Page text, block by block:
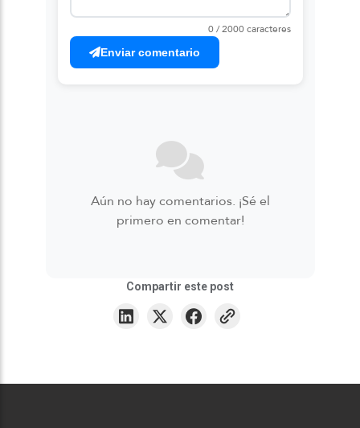
0 / 2000 caracteres
Enviar comentario
Aún no hay comentarios. ¡Sé el
primero en comentar!
Compartir este post